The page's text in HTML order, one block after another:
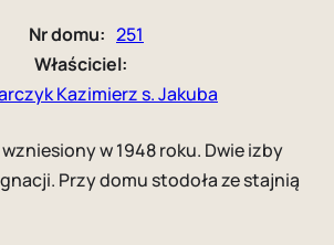
Nr domu: 251
Właściciel:
Kazimierz s. Jakuba
w 1948 roku. Dwie izby
Przy domu stodoła ze stajnią